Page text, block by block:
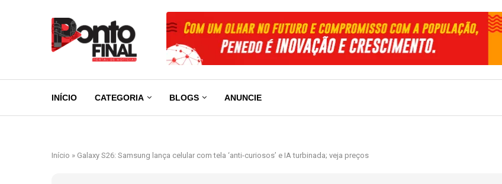
INÍCIO CATEGORIA BLOGS ANUNCIE
Início » Galaxy S26: Samsung lança celular com tela ‘anti-curiosos’ e IA turbinada; veja preços